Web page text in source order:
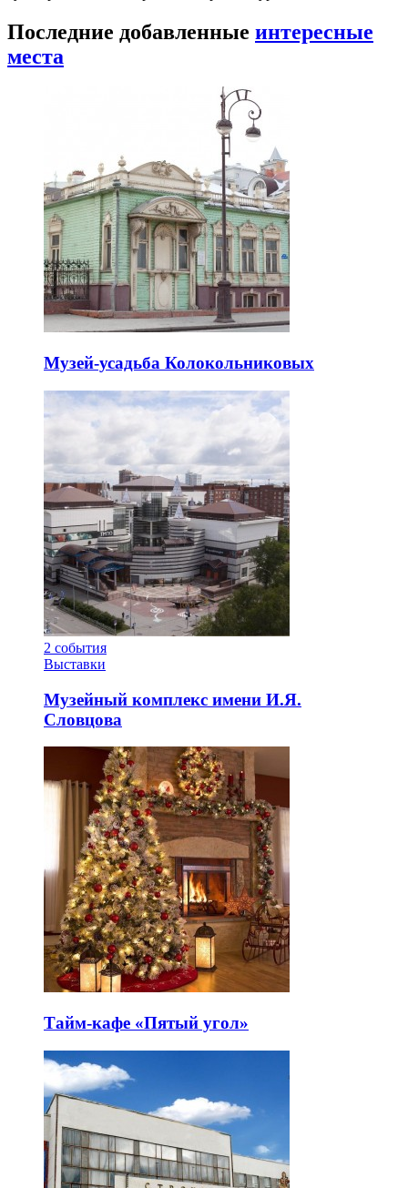
Последние добавленные интересные
места
Музей-усадьба Колокольниковых
2 события
Выставки
Музейный комплекс имени И.Я.
Словцова
Тайм-кафе «Пятый угол»